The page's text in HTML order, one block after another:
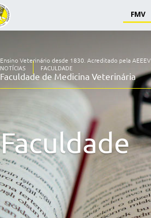
FMV
Ensino Veterinário desde 1830. Acreditado pela AEEEV
Faculdade de Medicina Veterinária
NOTÍCIAS FACULDADE
Faculdade